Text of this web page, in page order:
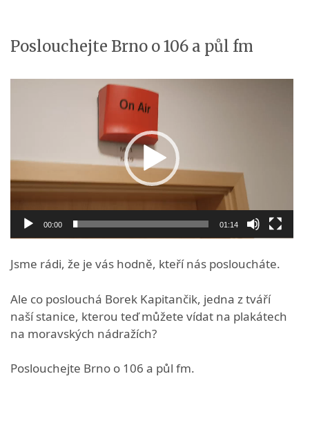
Poslouchejte Brno o 106 a půl fm
00:00 01:14
Jsme rádi, že je vás hodně, kteří nás posloucháte.
Ale co poslouchá Borek Kapitančik, jedna z tváří
naší stanice, kterou teď můžete vídat na plakátech
na moravských nádražích?
Poslouchejte Brno o 106 a půl fm.